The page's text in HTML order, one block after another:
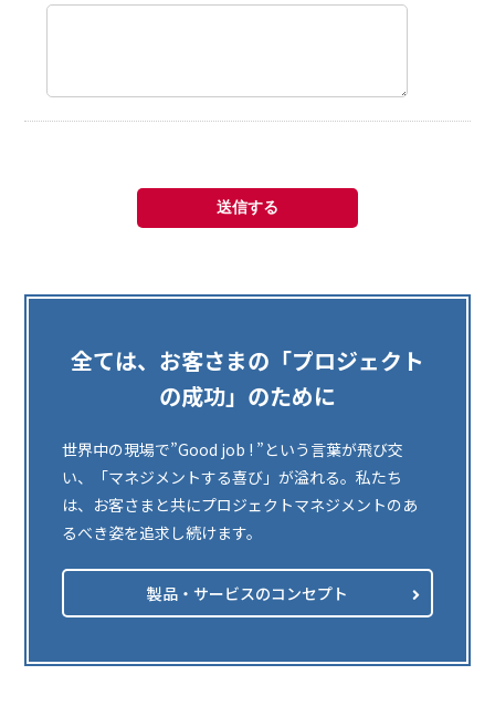
全ては、お客さまの「プロジェクト
の成功」のために
世界中の現場で”Good job ! ”という言葉が飛び交
い、「マネジメントする喜び」が溢れる。私たち
は、お客さまと共にプロジェクトマネジメントのあ
るべき姿を追求し続けます。
製品・サービスのコンセプト